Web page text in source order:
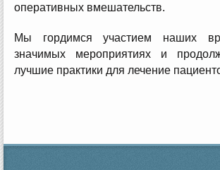
оперативных вмешательств.
Мы гордимся участием наших
значимых мероприятиях и
лучшие практики для лечение